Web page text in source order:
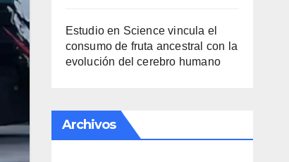
Estudio en Science vincula el
consumo de fruta ancestral con la
evolución del cerebro humano
Archivos